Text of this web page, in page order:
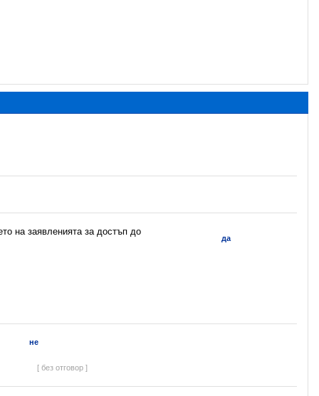
на заявленията за достъп до
да
не
[ без отговор ]